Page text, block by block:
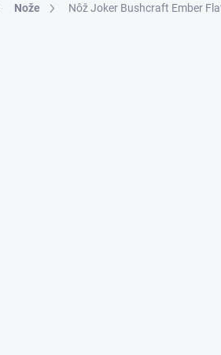
Nože Nôž Joker Bushcraft Ember